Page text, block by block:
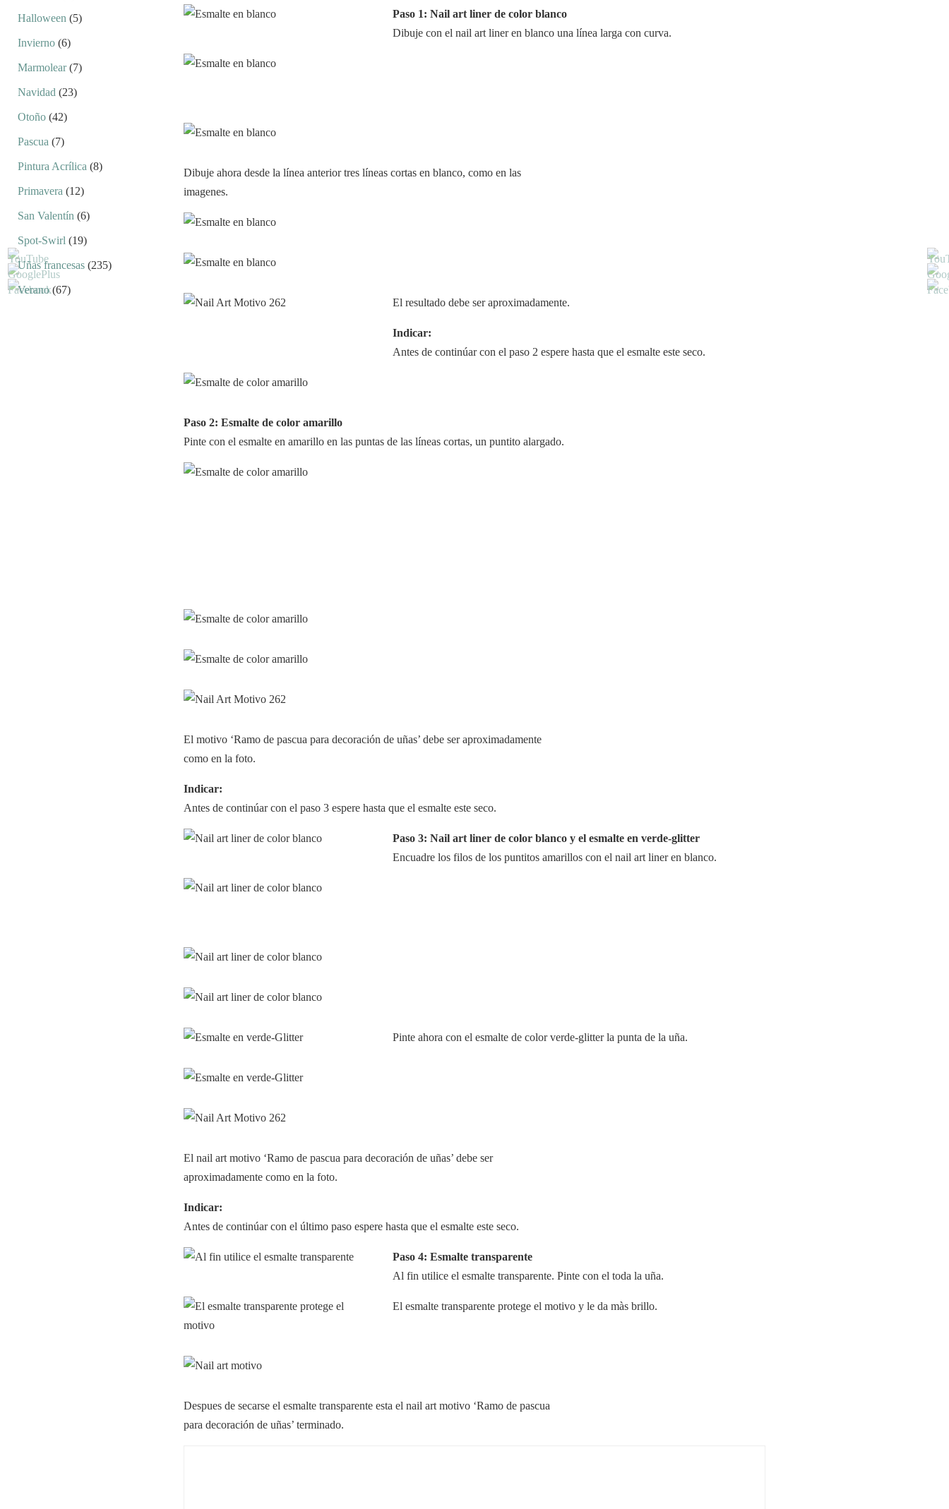
Paso 1: Nail art liner de color blanco
Dibuje con el nail art liner en blanco una línea larga con curva.
Dibuje ahora desde la línea anterior tres líneas cortas en blanco, como en las
imagenes.
El resultado debe ser aproximadamente.
Indicar:
Antes de continúar con el paso 2 espere hasta que el esmalte este seco.
Paso 2: Esmalte de color amarillo
Pinte con el esmalte en amarillo en las puntas de las líneas cortas, un puntito alargado.
El motivo ‘Ramo de pascua para decoración de uñas’ debe ser aproximadamente
como en la foto.
Indicar:
Antes de continúar con el paso 3 espere hasta que el esmalte este seco.
Paso 3: Nail art liner de color blanco y el esmalte en verde-glitter
Encuadre los filos de los puntitos amarillos con el nail art liner en blanco.
Pinte ahora con el esmalte de color verde-glitter la punta de la uña.
El nail art motivo ‘Ramo de pascua para decoración de uñas’ debe ser
aproximadamente como en la foto.
Indicar:
Antes de continúar con el último paso espere hasta que el esmalte este seco.
Paso 4: Esmalte transparente
Al fin utilice el esmalte transparente. Pinte con el toda la uña.
El esmalte transparente protege el motivo y le da màs brillo.
Despues de secarse el esmalte transparente esta el nail art motivo ‘Ramo de pascua
para decoración de uñas’ terminado.
Halloween (5)
Invierno (6)
Marmolear(7)
Navidad (23)
Otoño (42)
Pascua (7)
Pintura Acrílica (8)
Primavera (12)
San Valentín (6)
Spot-Swirl (19)
Uñas francesas (235)
Verano(67)